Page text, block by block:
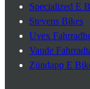
Specialized E
Stevens Bikes
Uvex
Vaude
Zündapp E